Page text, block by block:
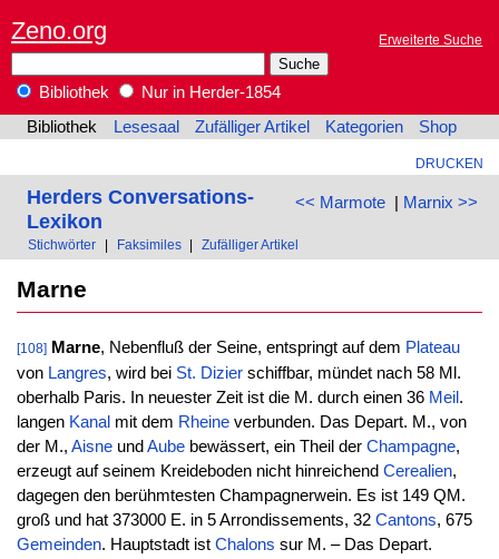
Zeno.org Erweiterte Suche
Bibliothek
Nur in Herder-1854
Bibliothek
Lesesaal Zufälliger Artikel Kategorien Shop
DRUCKEN
<< Marmote| Marnix >>
Herders Conversations-
Lexikon
Stichwörter Faksimiles Zufälliger Artikel
Marne
[108] Marne, Nebenfluß der Seine, entspringt auf dem Plateau
von Langres, wird bei St. Dizierschiffbar, mündet nach 58 Ml.
oberhalb Paris. In neuester Zeit ist die M. durch einen 36 Meil .
langen Kanal mit dem Rheineverbunden. Das Depart. M., von
der M., Aisneund Aubebewässert, ein Theil der Champagne,
erzeugt auf seinem Kreideboden nicht hinreichend Cerealien,
dagegen den berühmtesten Champagnerwein. Es ist 149 QM.
groß und hat 373000 E. in 5 Arrondissements, 32 Cantons, 675
Gemeinden. Hauptstadt ist Chalons sur M. – Das Depart.